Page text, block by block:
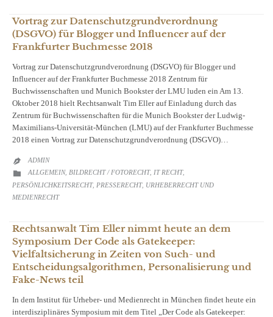
Vortrag zur Datenschutzgrundverordnung
(DSGVO) für Blogger und Influencer auf der
Frankfurter Buchmesse 2018
Vortrag zur Datenschutzgrundverordnung (DSGVO) für Blogger und
Influencer auf der Frankfurter Buchmesse 2018 Zentrum für
Buchwissenschaften und Munich Bookster der LMU luden ein Am 13.
Oktober 2018 hielt Rechtsanwalt Tim Eller auf Einladung durch das
Zentrum für Buchwissenschaften für die Munich Bookster der Ludwig-
Maximilians-Universität-München (LMU) auf der Frankfurter Buchmesse
2018 einen Vortrag zur Datenschutzgrundverordnung (DSGVO)…
 ADMIN
 CATEGORY
ALLGEMEIN, BILDRECHT / FOTORECHT, IT RECHT,
PERSÖNLICHKEITSRECHT, PRESSERECHT, URHEBERRECHT UND
MEDIENRECHT
Rechtsanwalt Tim Eller nimmt heute an dem
Symposium Der Code als Gatekeeper:
Vielfaltsicherung in Zeiten von Such- und
Entscheidungsalgorithmen, Personalisierung und
Fake-News teil
In dem Institut für Urheber- und Medienrecht in München findet heute ein
interdisziplinäres Symposium mit dem Titel „Der Code als Gatekeeper: